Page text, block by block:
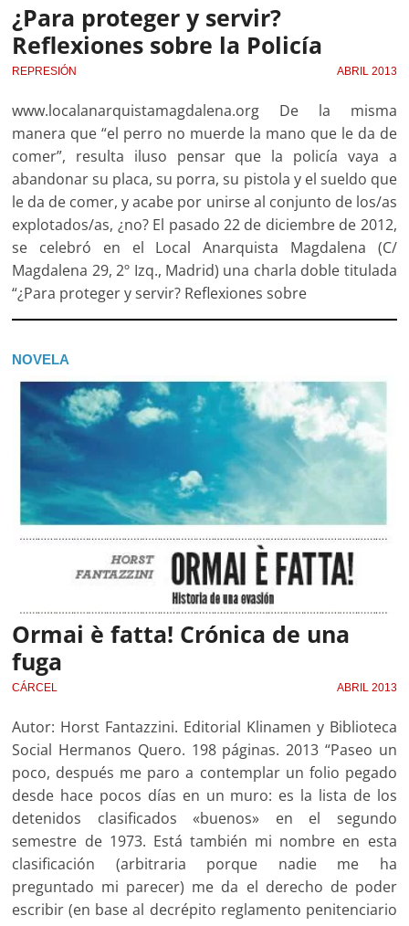
¿Para proteger y servir?
Reflexiones sobre la Policía
REPRESIÓN ABRIL 2013
www.localanarquistamagdalena.org De la misma
manera que “el perro no muerde la mano que le da de
comer”, resulta iluso pensar que la policía vaya a
abandonar su placa, su porra, su pistola y el sueldo que
le da de comer, y acabe por unirse al conjunto de los/as
explotados/as, ¿no? El pasado 22 de diciembre de 2012,
se celebró en el Local Anarquista Magdalena (C/
Magdalena 29, 2º Izq., Madrid) una charla doble titulada
“¿Para proteger y servir? Reflexiones sobre
NOVELA
Ormai è fatta! Crónica de una
fuga
CÁRCEL ABRIL 2013
Autor: Horst Fantazzini. Editorial Klinamen y Biblioteca
Social Hermanos Quero. 198 páginas. 2013 “Paseo un
poco, después me paro a contemplar un folio pegado
desde hace pocos días en un muro: es la lista de los
detenidos clasificados «buenos» en el segundo
semestre de 1973. Está también mi nombre en esta
clasificación (arbitraria porque nadie me ha
preguntado mi parecer) me da el derecho de poder
escribir (en base al decrépito reglamento penitenciario